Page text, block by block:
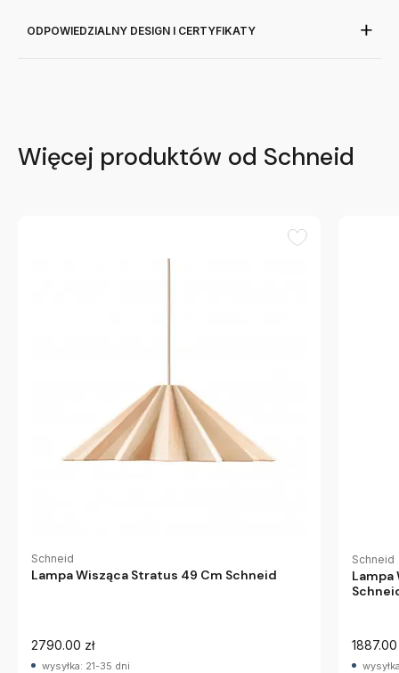
ODPOWIEDZIALNY DESIGN I CERTYFIKATY
Więcej produktów od Schneid
Schneid
Lampa Wisząca Stratus 49 Cm Schneid
2790.00 zł
wysyłka: 21-35 dni
Schneid
Lampa
1887.00